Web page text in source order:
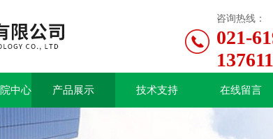
咨询热线：
021-
中心 产品展示 技术支持 在线留言